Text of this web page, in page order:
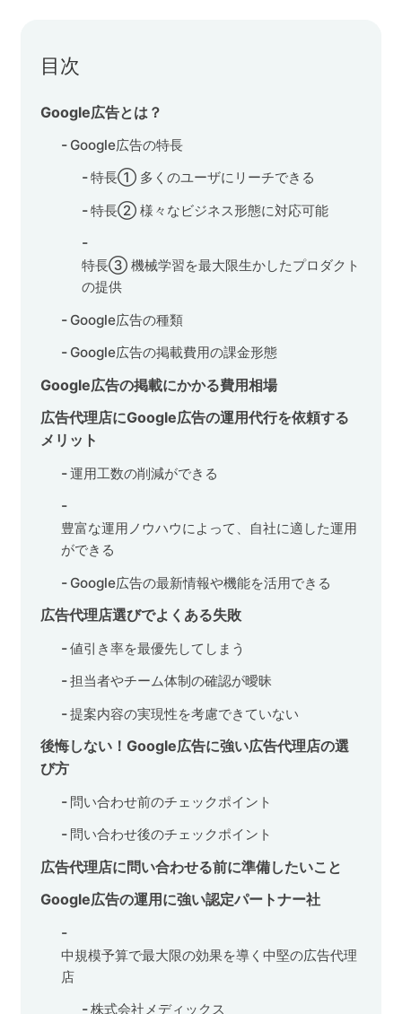
目次
Google広告とは？
Google広告の特長
特長① 多くのユーザにリーチできる
特長② 様々なビジネス形態に対応可能
特長③ 機械学習を最大限生かしたプロダクト
の提供
Google広告の種類
Google広告の掲載費用の課金形態
Google広告の掲載にかかる費用相場
広告代理店にGoogle広告の運用代行を依頼する
メリット
運用工数の削減ができる
豊富な運用ノウハウによって、自社に適した運用
ができる
Google広告の最新情報や機能を活用できる
広告代理店選びでよくある失敗
値引き率を最優先してしまう
担当者やチーム体制の確認が曖昧
提案内容の実現性を考慮できていない
後悔しない！Google広告に強い広告代理店の選
び方
問い合わせ前のチェックポイント
問い合わせ後のチェックポイント
広告代理店に問い合わせる前に準備したいこと
Google広告の運用に強い認定パートナー社
中規模予算で最大限の効果を導く中堅の広告代理
店
株式会社メディックス